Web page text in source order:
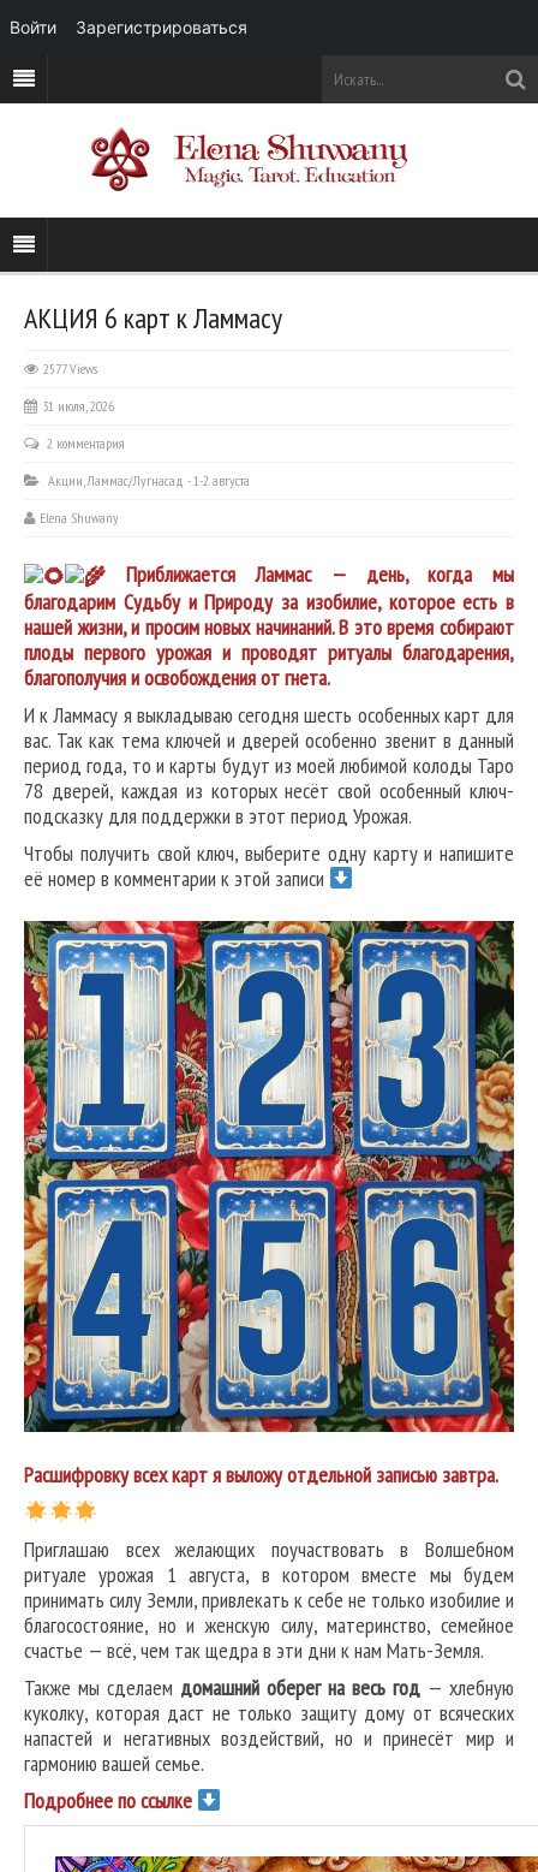
АКЦИЯ 6 карт к Ламмасу
2577 Views
31 июля, 2026
2 комментария
Акции,Ламмас/Лугнасад - 1-2 августа
Elena Shuwany
Приближается Ламмас — день, когда мы
благодарим Судьбу и Природу за изобилие, которое есть в
нашей жизни, и просим новых начинаний. В это время собирают
плоды первого урожая и проводят ритуалы благодарения,
благополучия и освобождения от гнета.
И к Ламмасу я выкладываю сегодня шесть особенных карт для
вас. Так как тема ключей и дверей особенно звенит в данный
период года, то и карты будут из моей любимой колоды Таро
78 дверей, каждая из которых несёт свой особенный ключ-
подсказку для поддержки в этот период Урожая.
Чтобы получить свой ключ, выберите одну карту и напишите
её номер в комментарии к этой записи
Расшифровку всех карт я выложу отдельной записью завтра.
Приглашаю всех желающих поучаствовать в Волшебном
ритуале урожая 1 августа, в котором вместе мы будем
принимать силу Земли, привлекать к себе не только изобилие и
благосостояние, но и женскую силу, материнство, семейное
счастье — всё, чем так щедра в эти дни к нам Мать-Земля.
Также мы сделаем домашний оберег на весь год — хлебную
куколку, которая даст не только защиту дому от всяческих
напастей и негативных воздействий, но и принесёт мир и
гармонию вашей семье.
Подробнее по ссылке
Войти Зарегистрироваться